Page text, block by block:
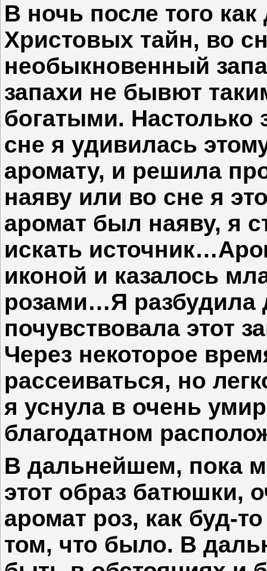
В ночь после того
Христовых тайн, во
необыкновенный
запахи не бывют
богатыми. Настолько
сне я удивилась
аромату, и решила
наяву или во сне я
аромат был наяву, я
искать
иконой и казалось
розами…Я разбудила
почувствовала этот
Через некоторое
рассеиваться, но
я уснула в очень
благодатном
В дальнейшем, пока
этот образ батюшки,
аромат роз, как буд-
том, что было. В